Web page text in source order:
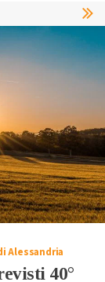
Alessandria
40°